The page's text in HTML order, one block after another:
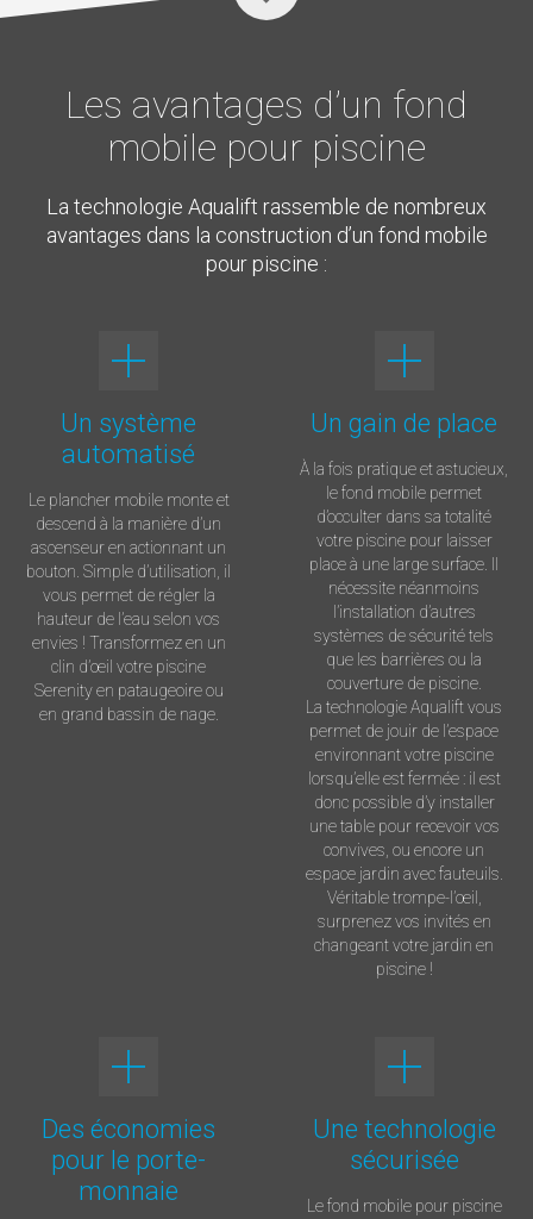
Les avantages d’un fond
mobile pour piscine
La technologie Aqualift rassemble de nombreux
avantages dans la construction d’un fond mobile
pour piscine :
Un système
automatisé
Le plancher mobile monte et
descend à la manière d’un
ascenseur en actionnant un
bouton. Simple d’utilisation, il
vous permet de régler la
hauteur de l’eau selon vos
envies ! Transformez en un
clin d’œil votre piscine
Serenity en pataugeoire ou
en grand bassin de nage.
Un gain de place
À la fois pratique et astucieux,
le fond mobile permet
d’occulter dans sa totalité
votre piscine pour laisser
place à une large surface. Il
nécessite néanmoins
l’installation d’autres
systèmes de sécurité tels
que les barrières ou la
couverture de piscine.
La technologie Aqualift vous
permet de jouir de l’espace
environnant votre piscine
lorsqu’elle est fermée : il est
donc possible d’y installer
une table pour recevoir vos
convives, ou encore un
espace jardin avec fauteuils.
Véritable trompe-l’œil,
surprenez vos invités en
changeant votre jardin en
piscine !
Des économies
pour le porte-
monnaie
Une technologie
sécurisée
Le fond mobile pour piscine